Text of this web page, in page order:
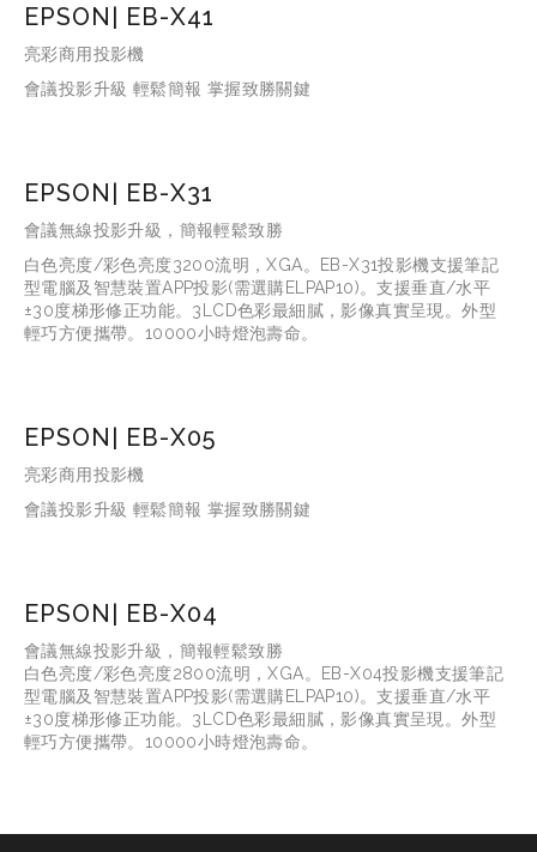
EPSON| EB-X41
亮彩商用投影機
會議投影升級 輕鬆簡報 掌握致勝關鍵
EPSON| EB-X31
會議無線投影升級，簡報輕鬆致勝
白色亮度/彩色亮度3200流明，XGA。EB-X31投影機支援筆記
型電腦及智慧裝置APP投影(需選購ELPAP10)。支援垂直/水平
±30度梯形修正功能。3LCD色彩最細膩，影像真實呈現。外型
輕巧方便攜帶。10000小時燈泡壽命。
EPSON| EB-X05
亮彩商用投影機
會議投影升級 輕鬆簡報 掌握致勝關鍵
EPSON| EB-X04
會議無線投影升級，簡報輕鬆致勝
白色亮度/彩色亮度2800流明，XGA。EB-X04投影機支援筆記
型電腦及智慧裝置APP投影(需選購ELPAP10)。支援垂直/水平
±30度梯形修正功能。3LCD色彩最細膩，影像真實呈現。外型
輕巧方便攜帶。10000小時燈泡壽命。